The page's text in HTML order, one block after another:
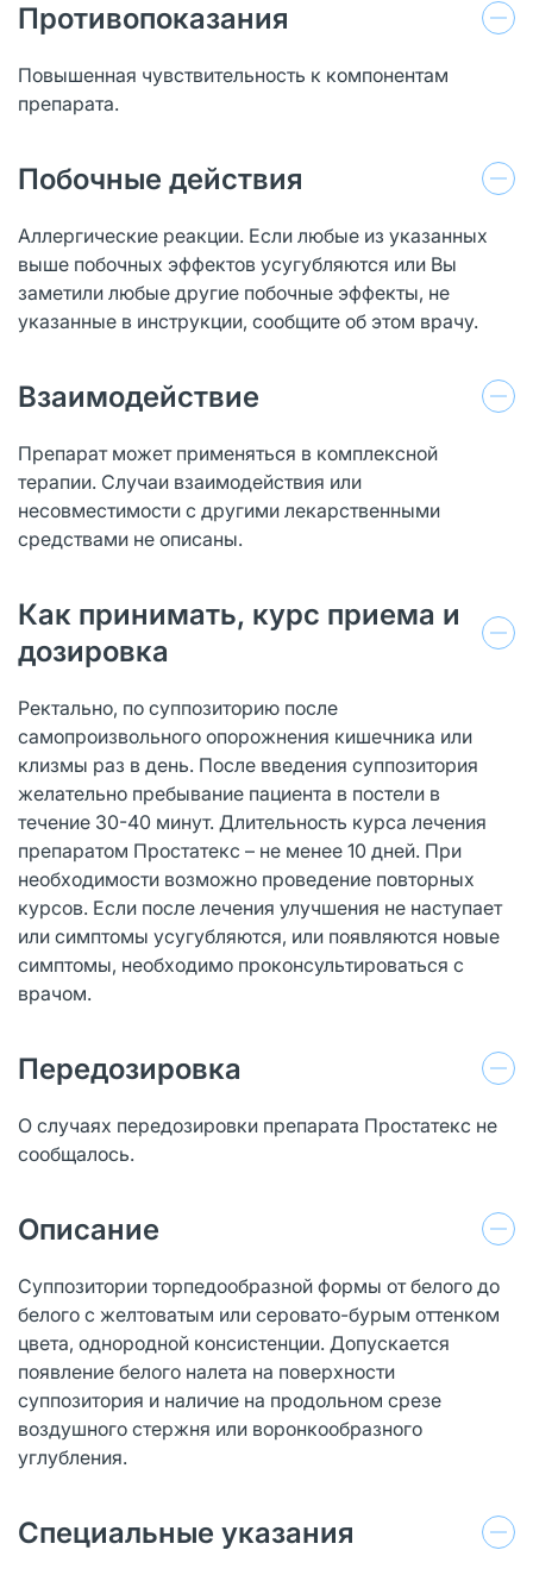
Противопоказания
Повышенная чувствительность к компонентам
препарата.
Побочные действия
Аллергические реакции. Если любые из указанных
выше побочных эффектов усугубляются или Вы
заметили любые другие побочные эффекты, не
указанные в инструкции, сообщите об этом врачу.
Взаимодействие
Препарат может применяться в комплексной
терапии. Случаи взаимодействия или
несовместимости с другими лекарственными
средствами не описаны.
Как принимать, курс приема и
дозировка
Ректально, по суппозиторию после
самопроизвольного опорожнения кишечника или
клизмы раз в день. После введения суппозитория
желательно пребывание пациента в постели в
течение 30-40 минут. Длительность курса лечения
препаратом Простатекс – не менее 10 дней. При
необходимости возможно проведение повторных
курсов. Если после лечения улучшения не наступает
или симптомы усугубляются, или появляются новые
симптомы, необходимо проконсультироваться с
врачом.
Передозировка
О случаях передозировки препарата Простатекс не
сообщалось.
Описание
Суппозитории торпедообразной формы от белого до
белого с желтоватым или серовато-бурым оттенком
цвета, однородной консистенции. Допускается
появление белого налета на поверхности
суппозитория и наличие на продольном срезе
воздушного стержня или воронкообразного
углубления.
Специальные указания